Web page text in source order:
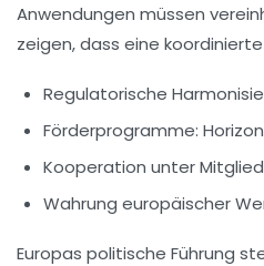
Anwendungen müssen
zeigen, dass eine koordinierte
Regulatorische
Förderprogramme:
Kooperation unter
Wahrung europäischer
Europas politische Führung